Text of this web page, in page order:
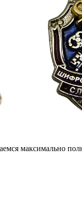
максимально